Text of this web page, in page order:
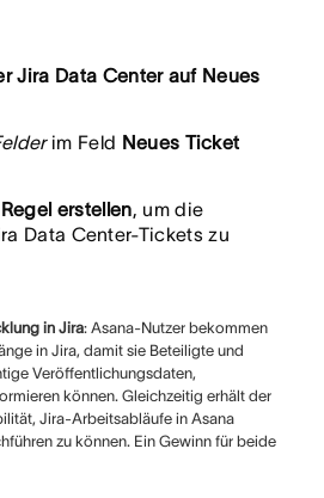
Jira Data Center auf Neues
im Feld Neues Ticket
Regel erstellen, um die
Data Center-Tickets zu
in Jira: Asana-Nutzer bekommen
in Jira, damit sie Beteiligte und
Veröffentlichungsdaten,
können. Gleichzeitig erhält der
Jira-Arbeitsabläufe in Asana
zu können. Ein Gewinn für beide